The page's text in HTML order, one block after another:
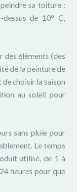
sa toiture :
de 10° C,
des éléments (des
de la peinture de
choisir la saison
au soleil pour
sans pluie pour
Le temps
utilisé, de 1 à
heures pour que